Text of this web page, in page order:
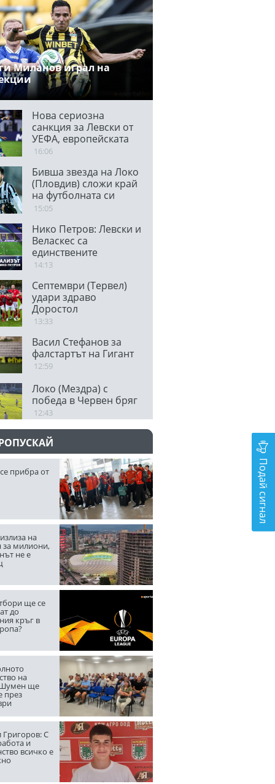
Миланов играл на
Нова сериозна
санкция за Левски от
УЕФА, европейската
централа не одобри
16:06
Бивша звезда на Локо
(Пловдив) сложи край
на футболната си
кариера
15:05
Нико Петров: Левски и
Веласкес са
единствените
протагонисти в
14:13
Септември (Тервел)
удари здраво
Доростол
13:33
Васил Стефанов за
фалстартът на Гигант
12:59
Локо (Мездра) с
победа в Червен бряг
12:43
прибра от
на
за милиони,
не е
ще се
до
кръг в
на
Шумен ще
през
Григоров: С
и
всичко е
Подай сигнал